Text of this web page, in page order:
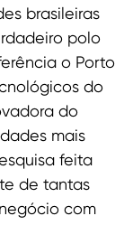
brasileiras
polo
o Porto
do
do
mais
feita
de tantas
com